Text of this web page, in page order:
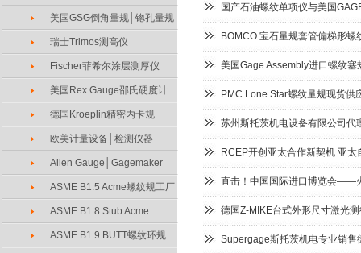
美国GSG倒角量规│锪孔量规
瑞士Trimos测高仪
Fischer菲希尔涂层测厚仪
美国Rex Gauge邵氏硬度计
德国Kroeplin精密内卡规
欧美计量设备│检测仪器
Allen Gauge│Gagemaker
ASME B1.5 Acme螺纹规工厂
ASME B1.8 Stub Acme
ASME B1.9 BUTT螺纹环规
国产石油螺纹单项仪与美国
BOMCO 宝石量规套管偏梯形
美国Gage Assembly进口螺纹
PMC Lone Star螺纹量规现货供
苏州斯托茨机电设备有限公司
RCEP开创亚太合作新契机 亚太
直击！中国国际进口博览会——
德国Z-MIKE台式外形尺寸激光
Supergage斯托茨机电专业销售